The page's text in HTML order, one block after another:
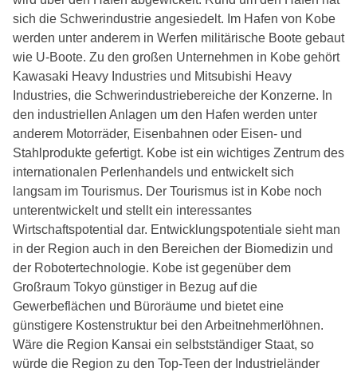
sich die Schwerindustrie angesiedelt. Im Hafen von Kobe
werden unter anderem in Werfen militärische Boote gebaut
wie U-Boote. Zu den großen Unternehmen in Kobe gehört
Kawasaki Heavy Industries und Mitsubishi Heavy
Industries, die Schwerindustriebereiche der Konzerne. In
den industriellen Anlagen um den Hafen werden unter
anderem Motorräder, Eisenbahnen oder Eisen- und
Stahlprodukte gefertigt. Kobe ist ein wichtiges Zentrum des
internationalen Perlenhandels und entwickelt sich
langsam im Tourismus. Der Tourismus ist in Kobe noch
unterentwickelt und stellt ein interessantes
Wirtschaftspotential dar. Entwicklungspotentiale sieht man
in der Region auch in den Bereichen der Biomedizin und
der Robotertechnologie. Kobe ist gegenüber dem
Großraum Tokyo günstiger in Bezug auf die
Gewerbeflächen und Büroräume und bietet eine
günstigere Kostenstruktur bei den Arbeitnehmerlöhnen.
Wäre die Region Kansai ein selbstständiger Staat, so
würde die Region zu den Top-Teen der Industrieländer